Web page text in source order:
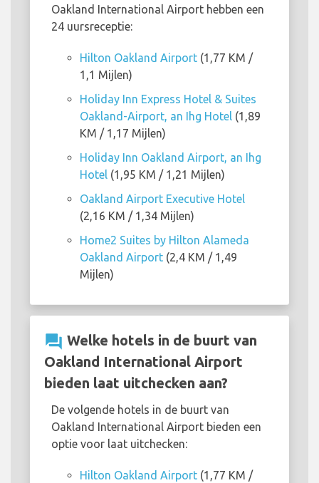
Oakland International Airport hebben een
24 uursreceptie:
Hilton Oakland Airport (1,77 KM /
1,1 Mijlen)
Holiday Inn Express Hotel & Suites
Oakland-Airport, an Ihg Hotel (1,89
KM / 1,17 Mijlen)
Holiday Inn Oakland Airport, an Ihg
Hotel (1,95 KM / 1,21 Mijlen)
Oakland Airport Executive Hotel
(2,16 KM / 1,34 Mijlen)
Home2 Suites by Hilton Alameda
Oakland Airport (2,4 KM / 1,49
Mijlen)
question_answer Welke hotels in de buurt van
Oakland International Airport
bieden laat uitchecken aan?
De volgende hotels in de buurt van
Oakland International Airport bieden een
optie voor laat uitchecken:
Hilton Oakland Airport (1,77 KM /